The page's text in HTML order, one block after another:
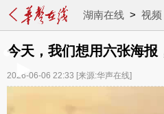
湖南在线> 视频
今天，我们想用六张海报
2026-06-06 22:33 [来源:华声在线]